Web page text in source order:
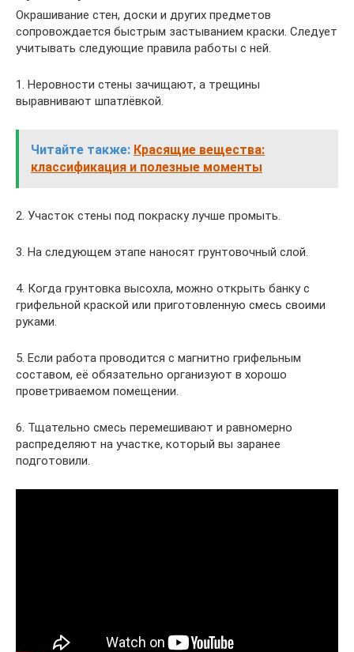
Окрашивание стен, доски и других предметов
сопровождается быстрым застыванием краски. Следует
учитывать следующие правила работы с ней.
1. Неровности стены зачищают, а трещины
выравнивают шпатлёвкой.
Читайте также: Красящие вещества:
классификация и полезные моменты
2. Участок стены под покраску лучше промыть.
3. На следующем этапе наносят грунтовочный слой.
4. Когда грунтовка высохла, можно открыть банку с
грифельной краской или приготовленную смесь своими
руками.
5. Если работа проводится с магнитно грифельным
составом, её обязательно организуют в хорошо
проветриваемом помещении.
6. Тщательно смесь перемешивают и равномерно
распределяют на участке, который вы заранее
подготовили.